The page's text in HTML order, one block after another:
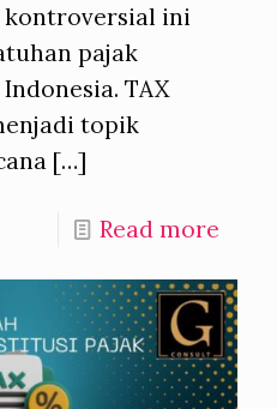
kontroversial ini
pajak
TAX
topik
[…]
Read more